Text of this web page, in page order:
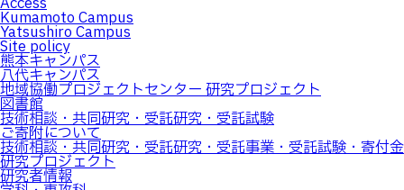
Kumamoto Campus
Yatsushiro Campus
Site policy
熊本キャンパス
八代キャンパス
地域協働プロジェクトセンター 研究プロジェクト
図書館
技術相談・共同研究・受託研究・受託試験
ご寄附について
技術相談・共同研究・受託研究・受託事業・受託試験・寄付金
研究プロジェクト
研究者情報